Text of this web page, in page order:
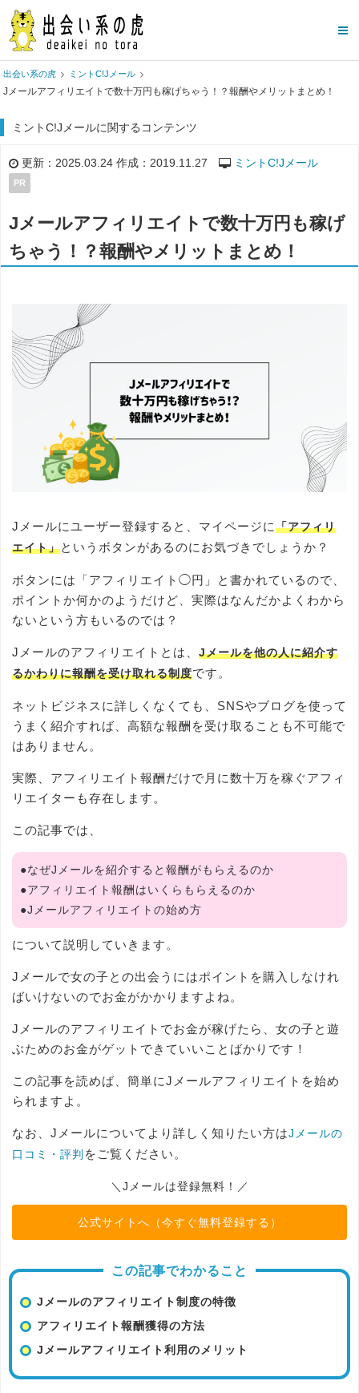
出会い系の虎 ミントC!Jメール
Jメールアフィリエイトで数十万円も稼げちゃう！？報酬やメリットまとめ！
ミントC!Jメールに関するコンテンツ
更新：2025.03.24 作成：2019.11.27 ミントC!Jメール
PR
Jメールアフィリエイトで数十万円も稼げ
ちゃう！？報酬やメリットまとめ！
Jメールにユーザー登録すると、マイページに「アフィリ
エイト」というボタンがあるのにお気づきでしょうか？
ボタンには「アフィリエイト◯円」と書かれているので、
ポイントか何かのようだけど、実際はなんだかよくわから
ないという方もいるのでは？
Jメールのアフィリエイトとは、 Jメールを他の人に紹介す
るかわりに報酬を受け取れる制度です。
ネットビジネスに詳しくなくても、SNSやブログを使って
うまく紹介すれば、高額な報酬を受け取ることも不可能で
はありません。
実際、アフィリエイト報酬だけで月に数十万を稼ぐアフィ
リエイターも存在します。
この記事では、
●なぜJメールを紹介すると報酬がもらえるのか
●アフィリエイト報酬はいくらもらえるのか
●Jメールアフィリエイトの始め方
について説明していきます。
Jメールで女の子との出会うにはポイントを購入しなけれ
ばいけないのでお金がかかりますよね。
Jメールのアフィリエイトでお金が稼げたら、女の子と遊
ぶためのお金がゲットできていいことばかりです！
この記事を読めば、簡単にJメールアフィリエイトを始め
られますよ。
なお、Jメールについてより詳しく知りたい方はJメールの
口コミ・評判 をご覧ください。
＼Jメールは登録無料！／
公式サイトへ（今すぐ無料登録する）
この記事でわかること
Jメールのアフィリエイト制度の特徴
アフィリエイト報酬獲得の方法
Jメールアフィリエイト利用のメリット